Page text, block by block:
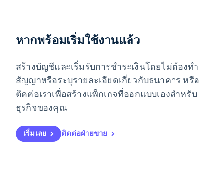
หากพร้อมเริ่มใช้งานแล้ว
สร้างบัญชีและเริ่มรับการชำระเงินโดยไม่ต้องทำ
สัญญาหรือระบุรายละเอียดเกี่ยวกับธนาคาร หรือ
ติดต่อเราเพื่อสร้างแพ็กเกจที่ออกแบบเองสำหรับ
ธุรกิจของคุณ
เริ่มเลย ติดต่อฝ่ายขาย
ลักเซมเบิร์ก
Français Deutsch English
English
ลิกเตนสไตน์
DeutschEnglish
ลิทัวเนีย
English
สเปน
สโลวาเกีย
English